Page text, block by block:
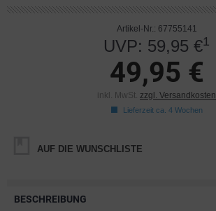
Artikel-Nr.: 67755141
UVP: 59,95 €1
49,95 €
inkl. MwSt. zzgl. Versandkosten
Lieferzeit ca. 4 Wochen
AUF DIE WUNSCHLISTE
BESCHREIBUNG